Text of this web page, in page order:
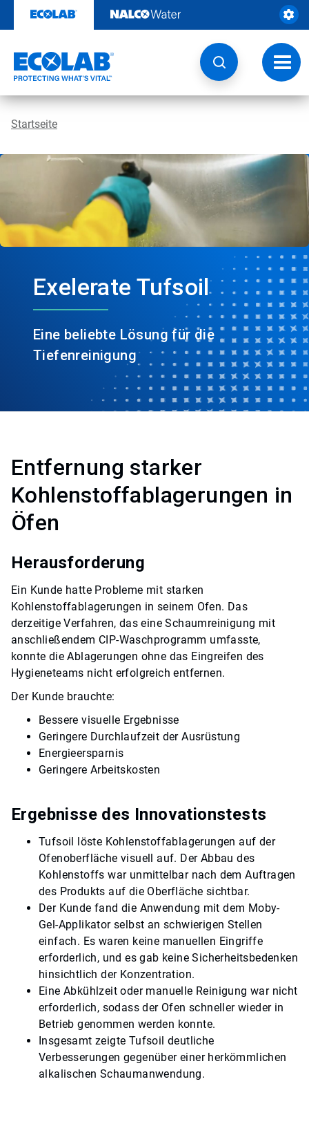
Inhalt
Startseite
Exelerate Tufsoil
Eine beliebte Lösung für die
Tiefenreinigung
Entfernung starker
Kohlenstoffablagerungen in
Öfen
Herausforderung
Ein Kunde hatte Probleme mit starken
Kohlenstoffablagerungen in seinem Ofen. Das
derzeitige Verfahren, das eine Schaumreinigung mit
anschließendem CIP-Waschprogramm umfasste,
konnte die Ablagerungen ohne das Eingreifen des
Hygieneteams nicht erfolgreich entfernen.
Der Kunde brauchte:
Bessere visuelle Ergebnisse​​​​​​​
Geringere Durchlaufzeit der Ausrüstung
Energieersparnis
Geringere Arbeitskosten​​​​​​​
Ergebnisse des Innovationstests
Tufsoil löste Kohlenstoffablagerungen auf der
Ofenoberfläche visuell auf.​​​​​​​ Der Abbau des
Kohlenstoffs war unmittelbar nach dem Auftragen
des Produkts auf die Oberfläche sichtbar.
Der Kunde fand die Anwendung mit dem Moby-
Gel-Applikator selbst an schwierigen Stellen
einfach. Es waren keine manuellen Eingriffe
erforderlich, und es gab keine Sicherheitsbedenken
hinsichtlich der Konzentration.
Eine Abkühlzeit oder manuelle Reinigung war nicht
erforderlich, sodass der Ofen schneller wieder in
Betrieb genommen werden konnte.
Insgesamt zeigte Tufsoil deutliche
Verbesserungen gegenüber einer herkömmlichen
alkalischen Schaumanwendung.